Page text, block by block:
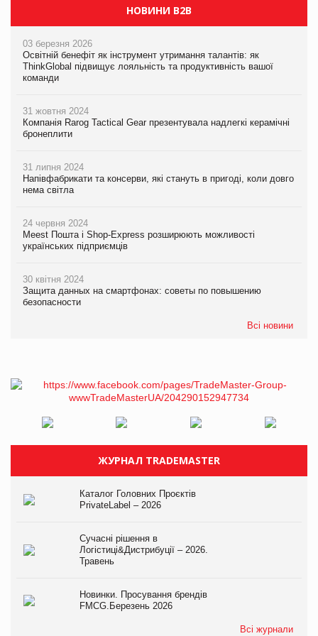
НОВИНИ B2B
03 березня 2026
Освітній бенефіт як інструмент утримання талантів: як
ThinkGlobal підвищує лояльність та продуктивність вашої
команди
31 жовтня 2024
Компанія Rarog Tactical Gear презентувала надлегкі керамічні
бронеплити
31 липня 2024
Напівфабрикати та консерви, які стануть в пригоді, коли довго
нема світла
24 червня 2024
Meest Пошта і Shop-Express розширюють можливості
українських підприємців
30 квітня 2024
Защита данных на смартфонах: советы по повышению
безопасности
Всі новини
ЖУРНАЛ TRADEMASTER
Каталог Головних Проєктів
PrivateLabel – 2026
Сучасні рішення в
Логістиці&Дистрибуції – 2026.
Травень
Новинки. Просування брендів
FMCG.Березень 2026
Всі журнали